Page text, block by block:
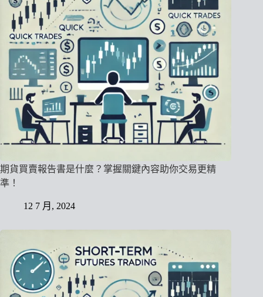
期貨買賣報告書是什麼？掌握關鍵內容助你交易更精
準！
12 7 月, 2024